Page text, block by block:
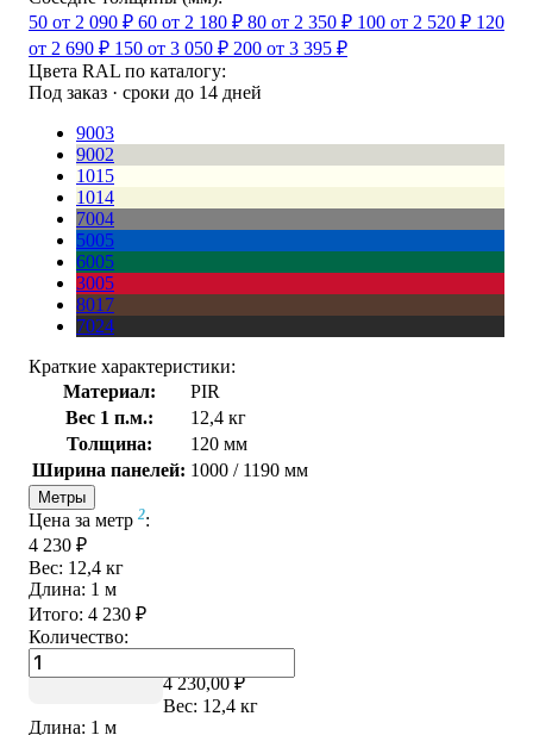
50 от 2 090 ₽ 60 от 2 180 ₽ 80 от 2 350 ₽ 100 от 2 520 ₽ 120
от 2 690 ₽ 150 от 3 050 ₽ 200 от 3 395 ₽
Цвета RAL по каталогу:
Под заказ · сроки до 14 дней
9003
9002
1015
1014
7004
5005
6005
3005
8017
7024
Краткие характеристики:
Материал:
PIR
Вес 1 п.м.:
12,4 кг
Толщина:
120 мм
Ширина панелей: 1000 / 1190 мм
Метры
Цена за метр 2:
4 230 ₽
Вес: 12,4 кг
Длина: 1 м
Итого: 4 230 ₽
Количество:
4 230,00 ₽
Вес: 12,4 кг
Длина: 1 м